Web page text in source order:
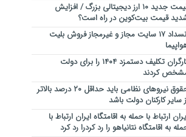
قیمت جدید ۱۰ ارز دیجیتالی بزرگ / افزایش
قیمت بیت‌کوین در راه است؟
انسداد ۱۷ سایت مجاز و غیرمجاز فروش بلیت
کارگران تکلیف دستمزد ۱۴۰۴ را برای دولت
کردند
حقوق نیروهای نظامی باید حداقل ۲۰ درصد بالاتر
سایر کارکنان دولت باشد
ارتباط با حمله به اقامتگاه ایران ارتباط با
به اقامتگاه نتانیاهو را رد کردرا رد کرد